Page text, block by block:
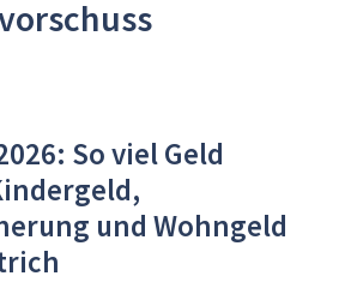
So viel Geld
und Wohngeld